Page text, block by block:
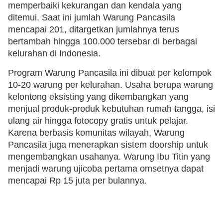
memperbaiki kekurangan dan kendala yang
ditemui. Saat ini jumlah Warung Pancasila
mencapai 201, ditargetkan jumlahnya terus
bertambah hingga 100.000 tersebar di berbagai
kelurahan di Indonesia.
Program Warung Pancasila ini dibuat per kelompok
10-20 warung per kelurahan. Usaha berupa warung
kelontong eksisting yang dikembangkan yang
menjual produk-produk kebutuhan rumah tangga, isi
ulang air hingga fotocopy gratis untuk pelajar.
Karena berbasis komunitas wilayah, Warung
Pancasila juga menerapkan sistem doorship untuk
mengembangkan usahanya. Warung Ibu Titin yang
menjadi warung ujicoba pertama omsetnya dapat
mencapai Rp 15 juta per bulannya.